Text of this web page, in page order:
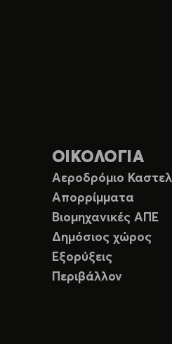
ΟΙΚΟΛΟΓΙΑ
Αεροδρόμιο
Απορρίμματα
Βιομηχανικές ΑΠΕ
Δημόσιος χώρος
Εξορύξεις
Περιβάλλον